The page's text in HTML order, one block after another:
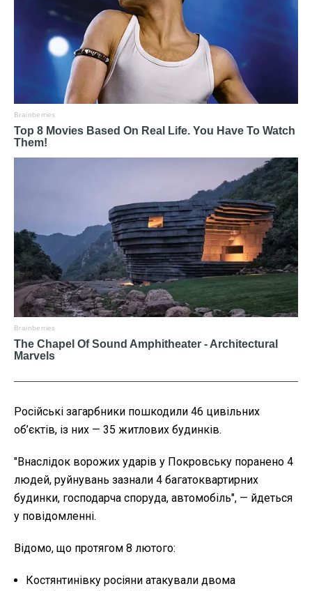
Російські загарбники пошкодили 46 цивільних
об’єктів, із них — 35 житлових будинків.
"Внаслідок ворожих ударів у Покровську поранено 4
людей, руйнувань зазнали 4 багатоквартирних
будинки, господарча споруда, автомобіль", — йдеться
у повідомленні.
Відомо, що протягом 8 лютого:
Костянтинівку росіяни атакували двома